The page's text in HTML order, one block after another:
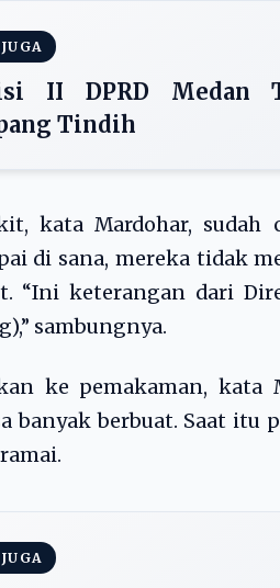
II DPRD Medan
Tindih
kata Mardohar,
di sana, mereka tidak
“Ini keterangan dari
sambungnya.
ke pemakaman, kata
banyak berbuat. Saat itu